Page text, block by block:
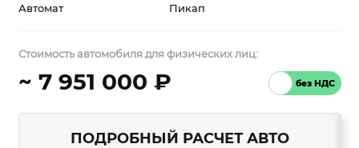
Автомат
Пикап
Стоимость автомобиля для физических лиц:
~ 7 951 000 ₽
ПОДРОБНЫЙ РАСЧЕТ АВТО